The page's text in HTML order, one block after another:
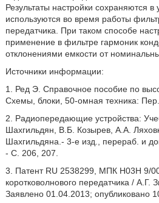
Результаты настройки сохраняются в
используются во время работы
передатчика. При таком способе
применение в фильтре гармоник
отклонениями емкости от
Источники информации:
1. Ред Э. Справочное пособие по
Схемы, блоки, 50-омная техника:
2. Радиопередающие устройства:
Шахгильдян, В.Б. Козырев, А.А.
Шахгильдяна.- 3-е изд., перераб. и
- С. 206, 207.
3. Патент RU 2538299, МПК Н03Н 9/
коротковолнового передатчика / А.Г.
Заявлено 01.04.2013; опубликовано